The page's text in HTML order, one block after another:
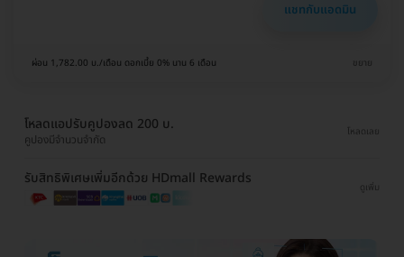
แชทกับแอดมิน
ผ่อน 1,782.00 บ./เดือน ดอกเบี้ย 0% นาน 6 เดือน ขยาย
โหลดแอปรับคูปองลด 200 บ.
คูปองมีจำนวนจำกัด
โหลดเลย
รับสิทธิพิเศษเพิ่มอีกด้วย HDmall Rewards
ดูเพิ่ม